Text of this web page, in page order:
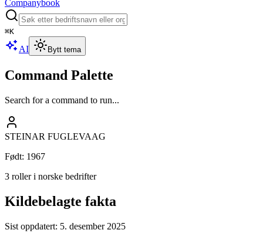
Companybook
⌘K
AI Bytt tema
Command Palette
Search for a command to run...
STEINAR FUGLEVAAG
Født: 1967
3 roller i norske bedrifter
Kildebelagte fakta
Sist oppdatert: 5. desember 2025